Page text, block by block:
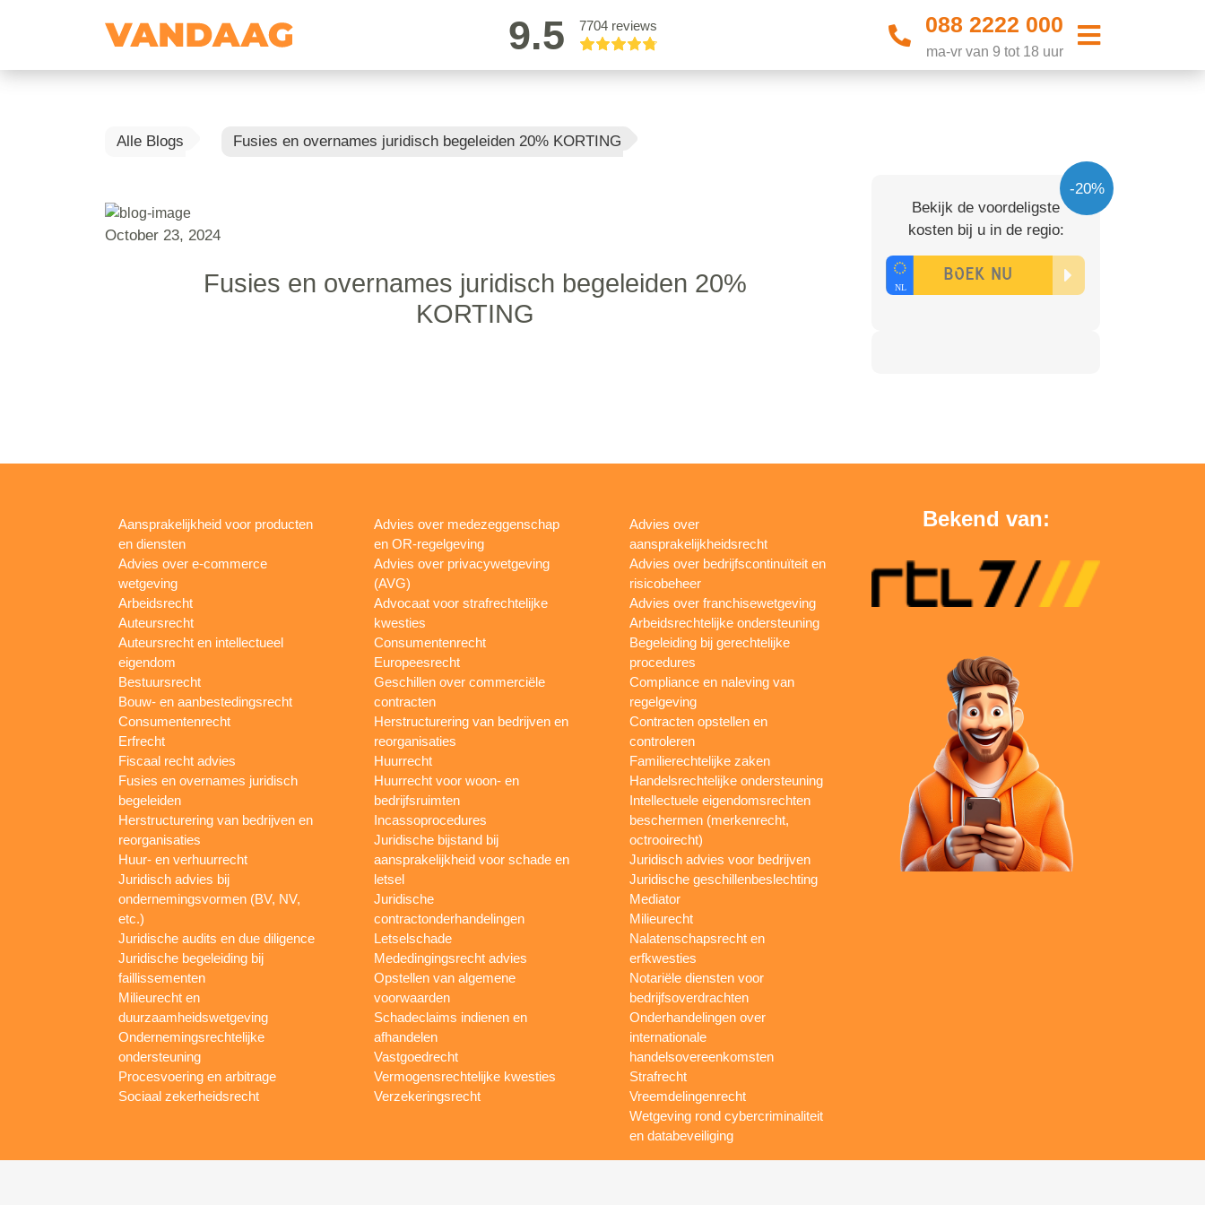
9.5 7704 reviews 088 2222 000
ma-vr van 9 tot 18 uur
Alle Blogs Fusies en overnames juridisch begeleiden 20% KORTING
October 23, 2024
Fusies en overnames juridisch begeleiden 20%
KORTING
-20%
Bekijk de voordeligste
kosten bij u in de regio:
Aansprakelijkheid voor producten
en diensten
Advies over e-commerce
wetgeving
Arbeidsrecht
Auteursrecht
Auteursrecht en intellectueel
eigendom
Bestuursrecht
Bouw- en aanbestedingsrecht
Consumentenrecht
Erfrecht
Fiscaal recht advies
Fusies en overnames juridisch
begeleiden
Herstructurering van bedrijven en
reorganisaties
Huur- en verhuurrecht
Juridisch advies bij
ondernemingsvormen (BV, NV,
etc.)
Juridische audits en due diligence
Juridische begeleiding bij
faillissementen
Milieurecht en
duurzaamheidswetgeving
Ondernemingsrechtelijke
ondersteuning
Procesvoering en arbitrage
Sociaal zekerheidsrecht
Advies over medezeggenschap
en OR-regelgeving
Advies over privacywetgeving
(AVG)
Advocaat voor strafrechtelijke
kwesties
Consumentenrecht
Europeesrecht
Geschillen over commerciële
contracten
Herstructurering van bedrijven en
reorganisaties
Huurrecht
Huurrecht voor woon- en
bedrijfsruimten
Incassoprocedures
Juridische bijstand bij
aansprakelijkheid voor schade en
letsel
Juridische
contractonderhandelingen
Letselschade
Mededingingsrecht advies
Opstellen van algemene
voorwaarden
Schadeclaims indienen en
afhandelen
Vastgoedrecht
Vermogensrechtelijke kwesties
Verzekeringsrecht
Advies over
aansprakelijkheidsrecht
Advies over bedrijfscontinuïteit en
risicobeheer
Advies over franchisewetgeving
Arbeidsrechtelijke ondersteuning
Begeleiding bij gerechtelijke
procedures
Compliance en naleving van
regelgeving
Contracten opstellen en
controleren
Familierechtelijke zaken
Handelsrechtelijke ondersteuning
Intellectuele eigendomsrechten
beschermen (merkenrecht,
octrooirecht)
Juridisch advies voor bedrijven
Juridische geschillenbeslechting
Mediator
Milieurecht
Nalatenschapsrecht en
erfkwesties
Notariële diensten voor
bedrijfsoverdrachten
Onderhandelingen over
internationale
handelsovereenkomsten
Strafrecht
Vreemdelingenrecht
Wetgeving rond cybercriminaliteit
en databeveiliging
Bekend van: